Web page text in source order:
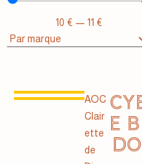
10 € —11 €
AOC
Clair
ette
de
E